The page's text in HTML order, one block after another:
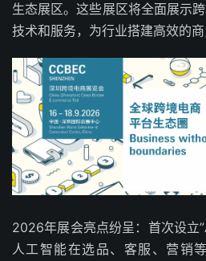
生态展区。这些展区将全面展示
技术和服务，为行业搭建高效的商
2026年展会亮点纷呈：首次设立
人工智能在选品、客服、营销